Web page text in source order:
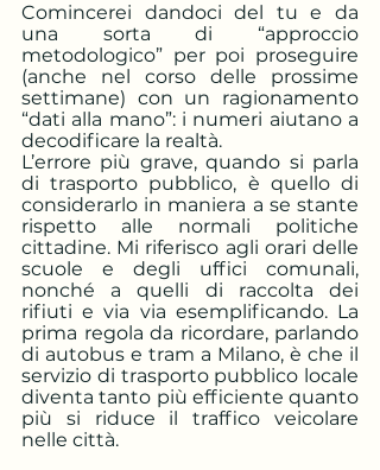
Comincerei dandoci del tu e da
una sorta di “approccio
metodologico” per poi proseguire
(anche nel corso delle prossime
settimane) con un ragionamento
“dati alla mano”: i numeri aiutano a
decodificare la realtà.
L’errore più grave, quando si parla
di trasporto pubblico, è quello di
considerarlo in maniera a se stante
rispetto alle normali politiche
cittadine. Mi riferisco agli orari delle
scuole e degli uffici comunali,
nonché a quelli di raccolta dei
rifiuti e via via esemplificando. La
prima regola da ricordare, parlando
di autobus e tram a Milano, è che il
servizio di trasporto pubblico locale
diventa tanto più efficiente quanto
più si riduce il traffico veicolare
nelle città.